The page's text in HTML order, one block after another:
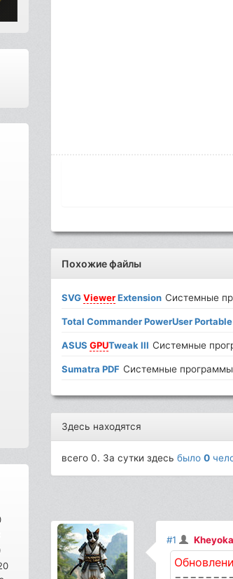
Похожие файлы
SVGViewerExtension Системные
Total Commander PowerUser
ASUSGPUTweak III Системные
Sumatra PDF Системные
Здесь находятся
всего 0. За сутки здесьбыло0
#1 Kheyoka